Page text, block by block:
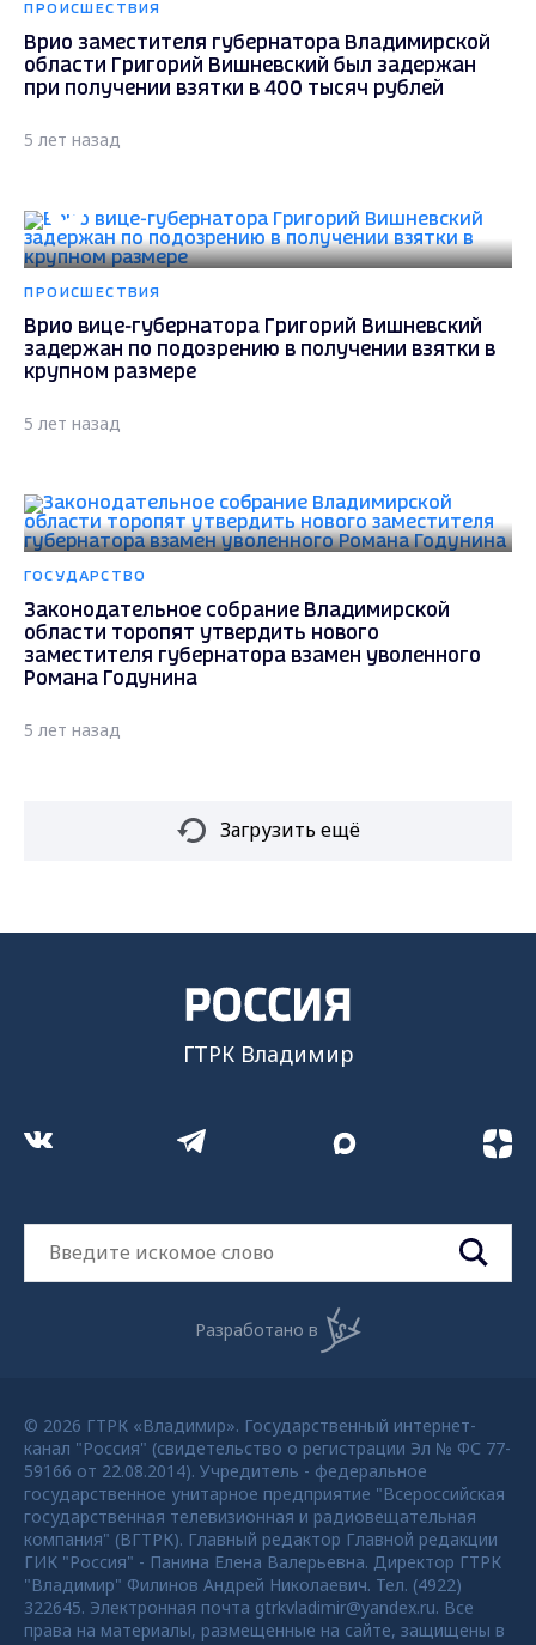
ПРОИСШЕСТВИЯ
Врио заместителя губернатора Владимирской
области Григорий Вишневский был задержан
при получении взятки в 400 тысяч рублей
5 лет назад
ПРОИСШЕСТВИЯ
Врио вице-губернатора Григорий Вишневский
задержан по подозрению в получении взятки в
крупном размере
5 лет назад
ГОСУДАРСТВО
Законодательное собрание Владимирской
области торопят утвердить нового
заместителя губернатора взамен уволенного
Романа Годунина
5 лет назад
Загрузить ещё
ГТРК Владимир
Разработано в
© 2026 ГТРК «Владимир». Государственный интернет-
канал "Россия" (свидетельство о регистрации Эл № ФС 77-
59166 от 22.08.2014). Учредитель - федеральное
государственное унитарное предприятие "Всероссийская
государственная телевизионная и радиовещательная
компания" (ВГТРК). Главный редактор Главной редакции
ГИК "Россия" - Панина Елена Валерьевна. Директор ГТРК
"Владимир" Филинов Андрей Николаевич. Тел. (4922)
322645. Электронная почта gtrkvladimir@yandex.ru. Все
права на материалы, размещенные на сайте, защищены в